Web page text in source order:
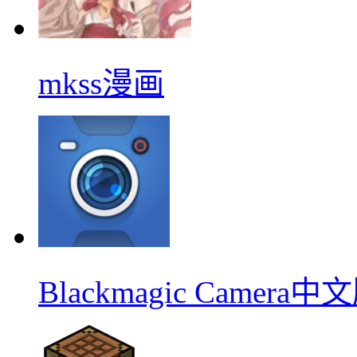
mkss漫画
Blackmagic Camera中